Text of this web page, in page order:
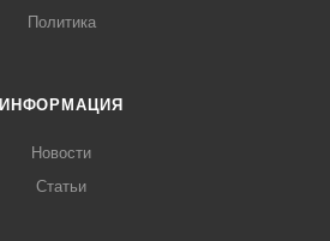
Политика
ИНФОРМАЦИЯ
Новости
Статьи